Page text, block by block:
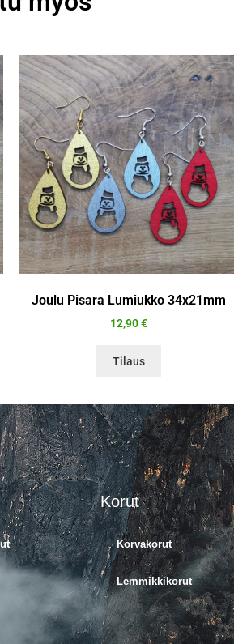
Joulu Pisara Lumiukko 34x21mm
12,90€
Tilaus
Korut
Korvakorut
Lemmikkikorut